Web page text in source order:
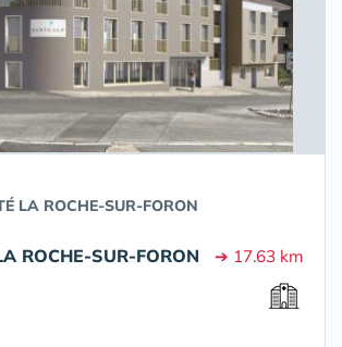
LA ROCHE-SUR-FORON
ROCHE-SUR-FORON ➔ 17.63 km